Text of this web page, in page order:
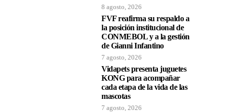
8 agosto, 2026
FVF reafirma su respaldo a
la posición institucional de
CONMEBOL y a la gestión
de Gianni Infantino
7 agosto, 2026
Vidapets presenta juguetes
KONG para acompañar
cada etapa de la vida de las
mascotas
7 agosto, 2026